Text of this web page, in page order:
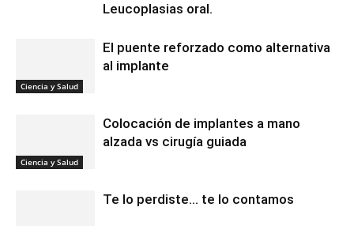
Leucoplasias oral.
Ciencia y Salud
El puente reforzado como alternativa
al implante
Ciencia y Salud
Colocación de implantes a mano
alzada vs cirugía guiada
Te lo perdiste… te lo contamos